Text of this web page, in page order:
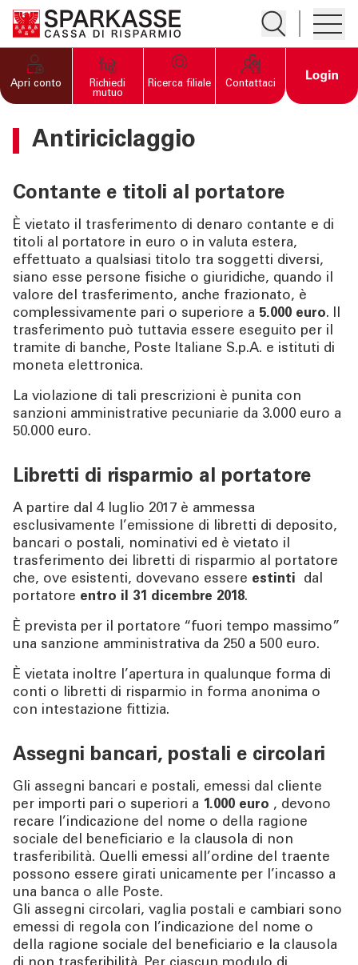
Apre la
Apre il
PRIVATI E FAMIGLIE
FAMIGLIE
SERVIZI IMPRESE
OLTRE LA BANCA
CHI SIAMO
ATTUALITÀ
CONTATTI
Apri conto
Richiedi
mutuo
Ricerca filiale Contattaci Open
Antiriciclaggio
Contante e titoli al portatore
È vietato il trasferimento di denaro contante e di
titoli al portatore in euro o in valuta estera,
effettuato a qualsiasi titolo tra soggetti diversi,
siano esse persone fisiche o giuridiche, quando il
valore del trasferimento, anche frazionato, è
complessivamente pari o superiore a 5.000 euro. Il
trasferimento può tuttavia essere eseguito per il
tramite di banche, Poste Italiane S.p.A. e istituti di
moneta elettronica.
La violazione di tali prescrizioni è punita con
sanzioni amministrative pecuniarie da 3.000 euro a
50.000 euro.
Libretti di risparmio al portatore
A partire dal 4 luglio 2017 è ammessa
esclusivamente l’emissione di libretti di deposito,
bancari o postali, nominativi ed è vietato il
trasferimento dei libretti di risparmio al portatore
che, ove esistenti, dovevano essere estinti dal
portatore entro il 31 dicembre 2018.
È prevista per il portatore “fuori tempo massimo”
una sanzione amministrativa da 250 a 500 euro.
È vietata inoltre l’apertura in qualunque forma di
conti o libretti di risparmio in forma anonima o
con intestazione fittizia.
Assegni bancari, postali e circolari
Gli assegni bancari e postali, emessi dal cliente
per importi pari o superiori a 1.000 euro , devono
recare l’indicazione del nome o della ragione
sociale del beneficiario e la clausola di non
trasferibilità. Quelli emessi all’ordine del traente
possono essere girati unicamente per l’incasso a
una banca o alle Poste.
Gli assegni circolari, vaglia postali e cambiari sono
emessi di regola con l’indicazione del nome o
della ragione sociale del beneficiario e la clausola